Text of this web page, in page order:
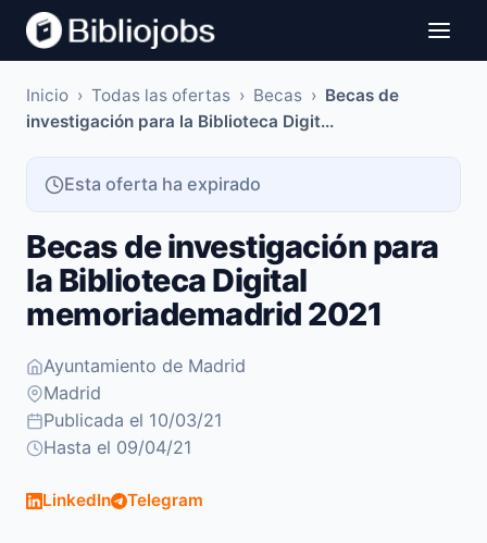
Inicio › Todas las ofertas › Becas › Becas de
investigación para la Biblioteca Digit...
Esta oferta ha expirado
Becas de investigación para
la Biblioteca Digital
memoriademadrid 2021
Ayuntamiento de Madrid
Madrid
Publicada el 10/03/21
Hasta el 09/04/21
LinkedIn Telegram